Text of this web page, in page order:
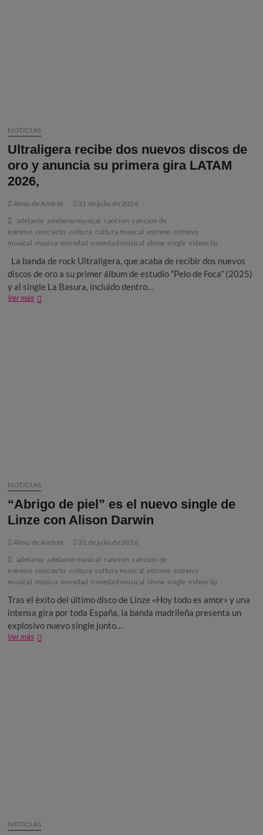
NOTICIAS
Ultraligera recibe dos nuevos discos de
oro y anuncia su primera gira LATAM
2026,
Almu de Andrés
31 de julio de 2026
adelanto adelanto musical cancion cancion de
estreno concierto cultura cultura musical estreno estreno
musical musica novedad novedad musical show single videoclip
La banda de rock Ultraligera, que acaba de recibir dos nuevos
discos de oro a su primer álbum de estudio “Pelo de Foca” (2025)
y al single La Basura, incluido dentro…
Ver másUltraligera
NOTICIAS
“Abrigo de piel” es el nuevo single de
Linze con Alison Darwin
Almu de Andrés
31 de julio de 2026
adelanto adelanto musical cancion cancion de
estreno concierto cultura cultura musical estreno estreno
musical musica novedad novedad musical show single videoclip
Tras el éxito del último disco de Linze «Hoy todo es amor» y una
intensa gira por toda España, la banda madrileña presenta un
explosivo nuevo single junto…
Ver más“Abrigo
NOTICIAS